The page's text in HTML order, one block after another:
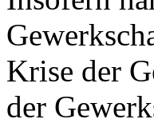
Krise der
der